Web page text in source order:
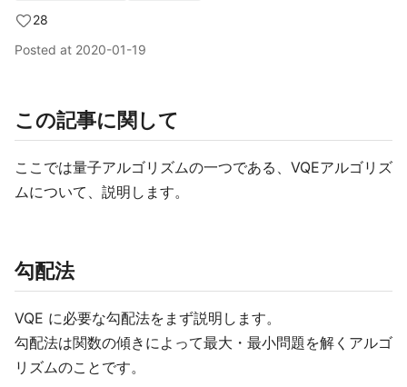
28
Posted at 2020-01-19
この記事に関して
ここでは量子アルゴリズムの一つである、VQEアルゴリズ
ムについて、説明します。
勾配法
VQE に必要な勾配法をまず説明します。
勾配法は関数の傾きによって最大・最小問題を解くアルゴ
リズムのことです。